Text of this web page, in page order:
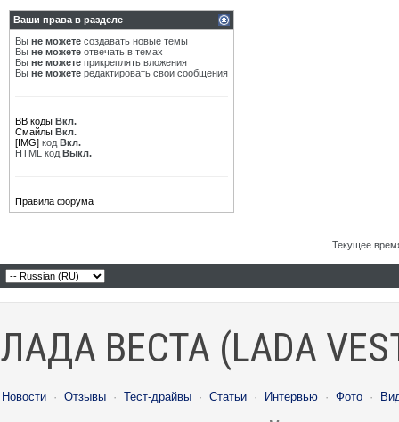
Ваши права в разделе
Вы не можете создавать новые темы
Вы не можете отвечать в темах
Вы не можете прикреплять вложения
Вы не можете редактировать свои сообщения
BB коды Вкл.
Смайлы Вкл.
[IMG] код Вкл.
HTML код Выкл.
Правила форума
Текущее
ЛАДА ВЕСТА (LADA
Новости · Отзывы · Тест-драйвы · Статьи · Интервью · Фото ·